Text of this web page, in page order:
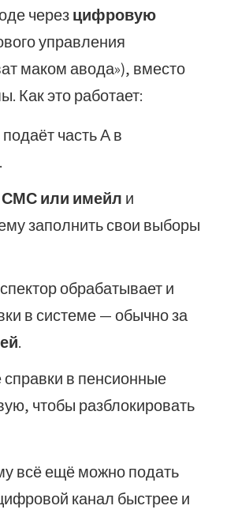
черезцифровую
управления
маком авода»), вместо
Как это работает:
часть А в
СМС или имейл и
заполнить свои выборы
обрабатывает и
в системе — обычно за
.
в пенсионные
чтобы разблокировать
всё ещё можно подать
канал быстрее и